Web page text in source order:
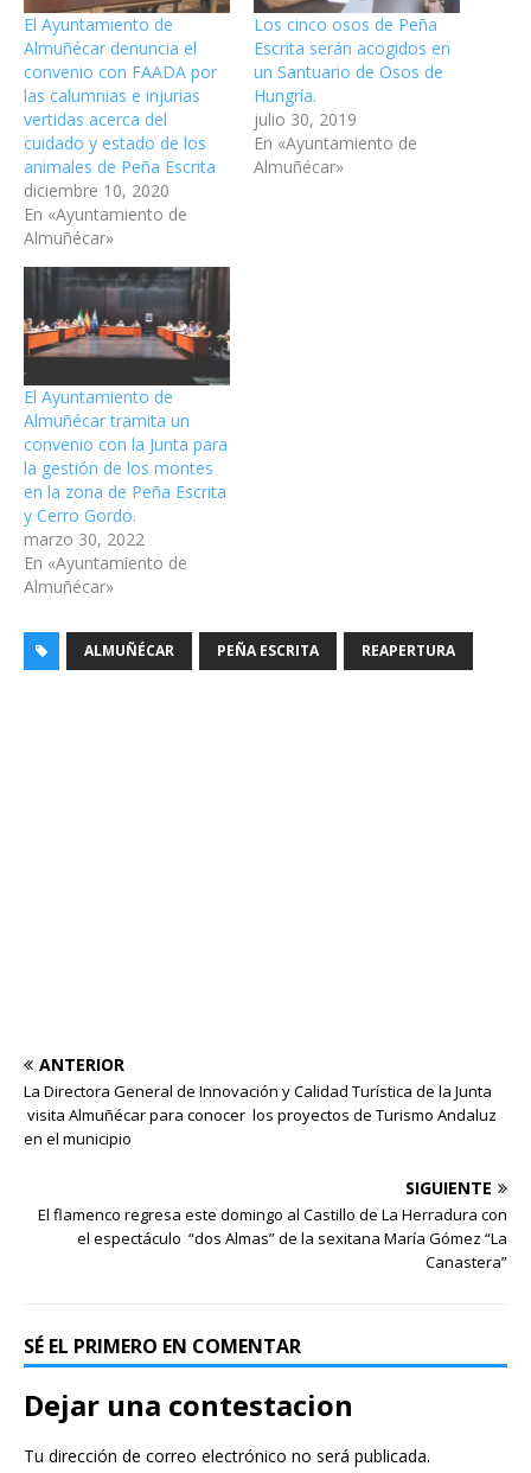
El Ayuntamiento de
Almuñécar denuncia el
convenio con FAADA por
las calumnias e injurias
vertidas acerca del
cuidado y estado de los
animales de Peña Escrita
diciembre 10, 2020
En «Ayuntamiento de
Almuñécar»
Los cinco osos de Peña
Escrita serán acogidos en
un Santuario de Osos de
Hungría.
julio 30, 2019
En «Ayuntamiento de
Almuñécar»
El Ayuntamiento de
Almuñécar tramita un
convenio con la Junta para
la gestión de los montes
en la zona de Peña Escrita
y Cerro Gordo.
marzo 30, 2022
En «Ayuntamiento de
Almuñécar»
ALMUÑÉCAR PEÑA ESCRITA REAPERTURA
ANTERIOR
La Directora General de Innovación y Calidad Turística de la Junta
visita Almuñécar para conocer los proyectos de Turismo Andaluz
en el municipio
SIGUIENTE
El flamenco regresa este domingo al Castillo de La Herradura con
el espectáculo “dos Almas” de la sexitana María Gómez “La
Canastera”
SÉ EL PRIMERO EN COMENTAR
Dejar una contestacion
Tu dirección de correo electrónico no será publicada.